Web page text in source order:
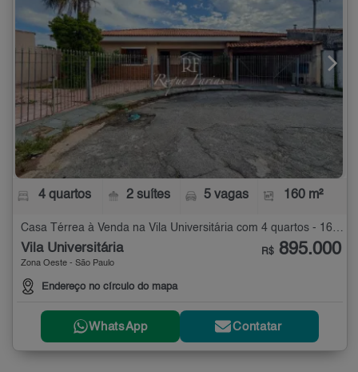
4 quartos 2 suítes 5 vagas 160 m²
Casa Térrea à Venda na Vila Universitária com 4 quartos - 160 m²
Vila Universitária
Zona Oeste - São Paulo
Endereço no círculo do mapa
R$ 895.000
WhatsApp Contatar